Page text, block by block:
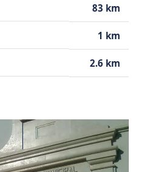
83 km
1 km
2.6 km